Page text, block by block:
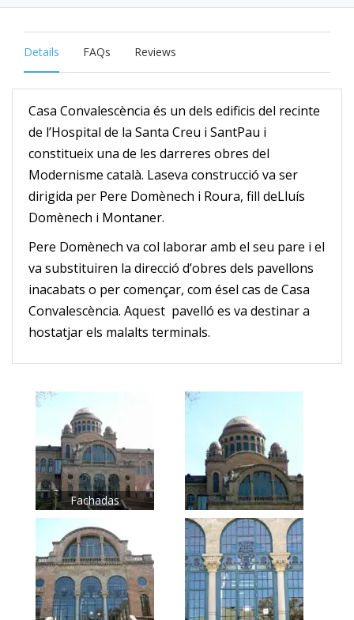
Details FAQs Reviews
Casa Convalescència és un dels edificis del recinte
de l’Hospital de la Santa Creu i SantPau i
constitueix una de les darreres obres del
Modernisme català. Laseva construcció va ser
dirigida per Pere Domènech i Roura, fill deLluís
Domènech i Montaner.
Pere Domènech va col laborar amb el seu pare i el
va substituiren la direcció d’obres dels pavellons
inacabats o per començar, com ésel cas de Casa
Convalescència. Aquest pavelló es va destinar a
hostatjar els malalts terminals.
Fachadas